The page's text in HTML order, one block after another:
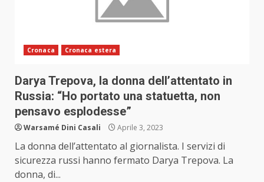
Cronaca Cronaca estera
Darya Trepova, la donna dell’attentato in
Russia: “Ho portato una statuetta, non
pensavo esplodesse”
Warsamé Dini Casali Aprile 3, 2023
La donna dell’attentato al giornalista. I servizi di
sicurezza russi hanno fermato Darya Trepova. La
donna, di...